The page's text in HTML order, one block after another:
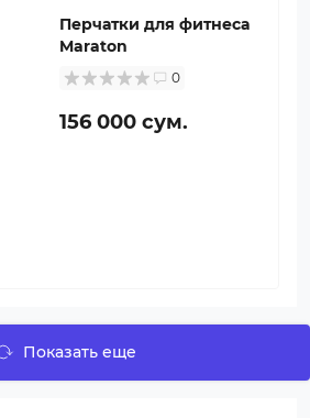
Перчатки для фитнеса
Maraton
0
156 000 сум.
Показать еще